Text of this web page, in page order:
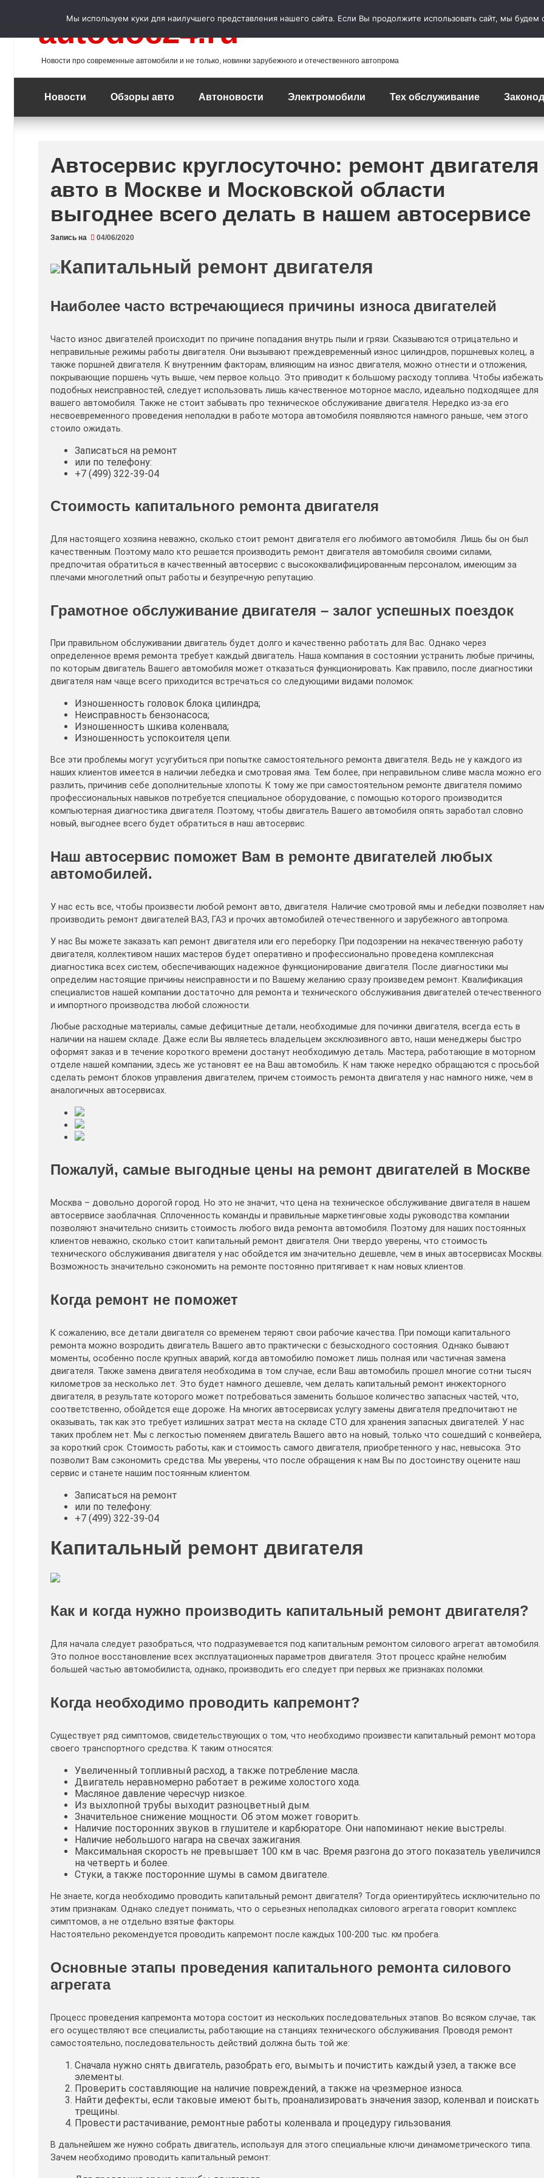
autodoc24.ru
Новости про современные автомобили и не только, новинки зарубежного и отечественного автопрома
Новости Обзоры авто Автоновости Электромобили Тех обслуживание
Автосервис круглосуточно: ремонт двигателя
авто в Москве и Московской области
выгоднее всего делать в нашем автосервисе
Запись на 04/06/2020
Капитальный ремонт двигателя
Наиболее часто встречающиеся причины износа двигателей
Часто износ двигателей происходит по причине попадания внутрь пыли и грязи. Сказываются отрицательно и
неправильные режимы работы двигателя. Они вызывают преждевременный износ цилиндров, поршневых колец, а
также поршней двигателя. К внутренним факторам, влияющим на износ двигателя, можно отнести и отложения,
покрывающие поршень чуть выше, чем первое кольцо. Это приводит к большому расходу топлива. Чтобы избежать
подобных неисправностей, следует использовать лишь качественное моторное масло, идеально подходящее для
вашего автомобиля. Также не стоит забывать про техническое обслуживание двигателя. Нередко из-за его
несвоевременного проведения неполадки в работе мотора автомобиля появляются намного раньше, чем этого
стоило ожидать.
Записаться на ремонт
или по телефону:
+7 (499) 322-39-04
Стоимость капитального ремонта двигателя
Для настоящего хозяина неважно, сколько стоит ремонт двигателя его любимого автомобиля. Лишь бы он был
качественным. Поэтому мало кто решается производить ремонт двигателя автомобиля своими силами,
предпочитая обратиться в качественный автосервис с высококвалифицированным персоналом, имеющим за
плечами многолетний опыт работы и безупречную репутацию.
Грамотное обслуживание двигателя – залог успешных поездок
При правильном обслуживании двигатель будет долго и качественно работать для Вас. Однако через
определенное время ремонта требует каждый двигатель. Наша компания в состоянии устранить любые причины,
по которым двигатель Вашего автомобиля может отказаться функционировать. Как правило, после диагностики
двигателя нам чаще всего приходится встречаться со следующими видами поломок:
Изношенность головок блока цилиндра;
Неисправность бензонасоса;
Изношенность шкива коленвала;
Изношенность успокоителя цепи.
Все эти проблемы могут усугубиться при попытке самостоятельного ремонта двигателя. Ведь не у каждого из
наших клиентов имеется в наличии лебедка и смотровая яма. Тем более, при неправильном сливе масла можно его
разлить, причинив себе дополнительные хлопоты. К тому же при самостоятельном ремонте двигателя помимо
профессиональных навыков потребуется специальное оборудование, с помощью которого производится
компьютерная диагностика двигателя. Поэтому, чтобы двигатель Вашего автомобиля опять заработал словно
новый, выгоднее всего будет обратиться в наш автосервис.
Наш автосервис поможет Вам в ремонте двигателей любых
автомобилей.
У нас есть все, чтобы произвести любой ремонт авто, двигателя. Наличие смотровой ямы и лебедки позволяет
производить ремонт двигателей ВАЗ, ГАЗ и прочих автомобилей отечественного и зарубежного автопрома.
У нас Вы можете заказать кап ремонт двигателя или его переборку. При подозрении на некачественную работу
двигателя, коллективом наших мастеров будет оперативно и профессионально проведена комплексная
диагностика всех систем, обеспечивающих надежное функционирование двигателя. После диагностики мы
определим настоящие причины неисправности и по Вашему желанию сразу произведем ремонт. Квалификация
специалистов нашей компании достаточно для ремонта и технического обслуживания двигателей отечественного
и импортного производства любой сложности.
Любые расходные материалы, самые дефицитные детали, необходимые для починки двигателя, всегда есть в
наличии на нашем складе. Даже если Вы являетесь владельцем эксклюзивного авто, наши менеджеры быстро
оформят заказ и в течение короткого времени достанут необходимую деталь. Мастера, работающие в моторном
отделе нашей компании, здесь же установят ее на Ваш автомобиль. К нам также нередко обращаются с просьбой
сделать ремонт блоков управления двигателем, причем стоимость ремонта двигателя у нас намного ниже, чем в
аналогичных автосервисах.
Пожалуй, самые выгодные цены на ремонт двигателей в Москве
Москва – довольно дорогой город. Но это не значит, что цена на техническое обслуживание двигателя в нашем
автосервисе заоблачная. Сплоченность команды и правильные маркетинговые ходы руководства компании
позволяют значительно снизить стоимость любого вида ремонта автомобиля. Поэтому для наших постоянных
клиентов неважно, сколько стоит капитальный ремонт двигателя. Они твердо уверены, что стоимость
технического обслуживания двигателя у нас обойдется им значительно дешевле, чем в иных автосервисах Москвы.
Возможность значительно сэкономить на ремонте постоянно притягивает к нам новых клиентов.
Когда ремонт не поможет
К сожалению, все детали двигателя со временем теряют свои рабочие качества. При помощи капитального
ремонта можно возродить двигатель Вашего авто практически с безысходного состояния. Однако бывают
моменты, особенно после крупных аварий, когда автомобилю поможет лишь полная или частичная замена
двигателя. Также замена двигателя необходима в том случае, если Ваш автомобиль прошел многие сотни тысяч
километров за несколько лет. Это будет намного дешевле, чем делать капитальный ремонт инжекторного
двигателя, в результате которого может потребоваться заменить большое количество запасных частей, что,
соответственно, обойдется еще дороже. На многих автосервисах услугу замены двигателя предпочитают не
оказывать, так как это требует излишних затрат места на складе СТО для хранения запасных двигателей. У нас
таких проблем нет. Мы с легкостью поменяем двигатель Вашего авто на новый, только что сошедший с конвейера,
за короткий срок. Стоимость работы, как и стоимость самого двигателя, приобретенного у нас, невысока. Это
позволит Вам сэкономить средства. Мы уверены, что после обращения к нам Вы по достоинству оцените наш
сервис и станете нашим постоянным клиентом.
Записаться на ремонт
или по телефону:
+7 (499) 322-39-04
Капитальный ремонт двигателя
Как и когда нужно производить капитальный ремонт двигателя?
Для начала следует разобраться, что подразумевается под капитальным ремонтом силового агрегат автомобиля.
Это полное восстановление всех эксплуатационных параметров двигателя. Этот процесс крайне нелюбим
большей частью автомобилиста, однако, производить его следует при первых же признаках поломки.
Когда необходимо проводить капремонт?
Существует ряд симптомов, свидетельствующих о том, что необходимо произвести капитальный ремонт мотора
своего транспортного средства. К таким относятся:
Увеличенный топливный расход, а также потребление масла.
Двигатель неравномерно работает в режиме холостого хода.
Масляное давление чересчур низкое.
Из выхлопной трубы выходит разноцветный дым.
Значительное снижение мощности. Об этом может говорить.
Наличие посторонних звуков в глушителе и карбюраторе. Они напоминают некие выстрелы.
Наличие небольшого нагара на свечах зажигания.
Максимальная скорость не превышает 100 км в час. Время разгона до этого показатель увеличился
на четверть и более.
Стуки, а также посторонние шумы в самом двигателе.
Не знаете, когда необходимо проводить капитальный ремонт двигателя? Тогда ориентируйтесь исключительно по
этим признакам. Однако следует понимать, что о серьезных неполадках силового агрегата говорит комплекс
симптомов, а не отдельно взятые факторы.
Настоятельно рекомендуется проводить капремонт после каждых 100-200 тыс. км пробега.
Основные этапы проведения капитального ремонта силового
агрегата
Процесс проведения капремонта мотора состоит из нескольких последовательных этапов. Во всяком случае, так
его осуществляют все специалисты, работающие на станциях технического обслуживания. Проводя ремонт
самостоятельно, последовательность действий должна быть той же:
Сначала нужно снять двигатель, разобрать его, вымыть и почистить каждый узел, а также все
элементы.
Проверить составляющие на наличие повреждений, а также на чрезмерное износа.
Найти дефекты, если таковые имеют быть, проанализировать значения зазор, коленвал и поискать
трещины.
Провести растачивание, ремонтные работы коленвала и процедуру гильзования.
В дальнейшем же нужно собрать двигатель, используя для этого специальные ключи динамометрического типа.
Зачем необходимо проводить капитальный ремонт:
Мы используем куки для наилучшего представления нашего сайта. Если Вы продолжите использовать сайт, мы будем